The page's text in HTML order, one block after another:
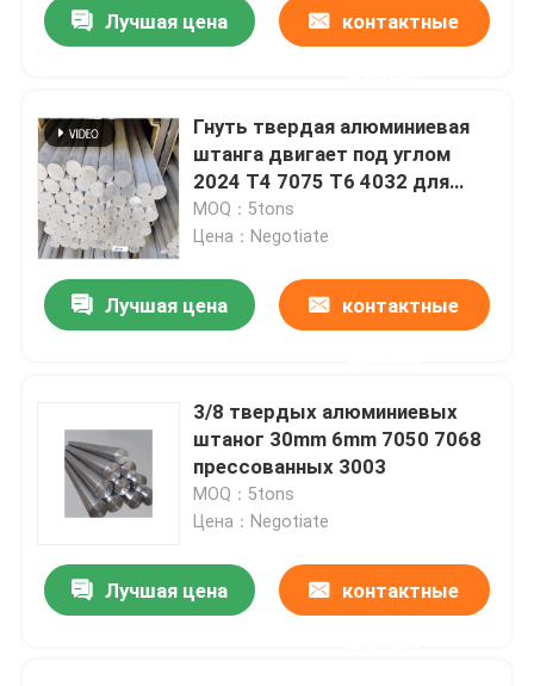
Лучшая цена контактные
Гнуть твердая алюминиевая
штанга двигает под углом
2024 T4 7075 T6 4032 для
конструкции воздушных судн
MOQ：5tons
Цена：Negotiate
Лучшая цена контактные
3/8 твердых алюминиевых
штаног 30mm 6mm 7050 7068
прессованных 3003
MOQ：5tons
Цена：Negotiate
Лучшая цена контактные